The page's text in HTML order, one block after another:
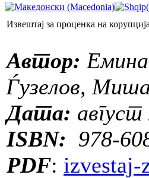
Извештај за проценка на
Автор:
Ѓузелов,
Дата: август
ISBN: 978-
PDF: izvestaj-